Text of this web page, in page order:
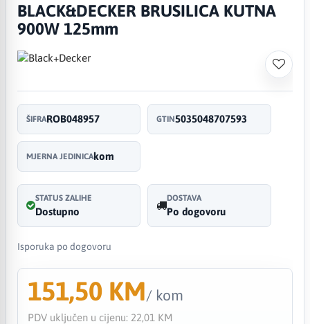
BLACK&DECKER BRUSILICA KUTNA
900W 125mm
ŠIFRAROB048957 GTIN5035048707593
MJERNA JEDINICAkom
STATUS ZALIHE
Dostupno
DOSTAVA
Po dogovoru
Isporuka po dogovoru
151,50 KM/ kom
PDV uključen u cijenu: 22,01 KM